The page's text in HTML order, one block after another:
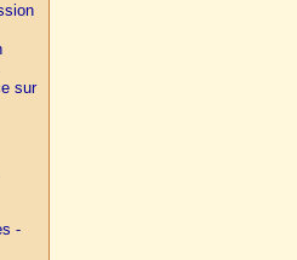
sur
-